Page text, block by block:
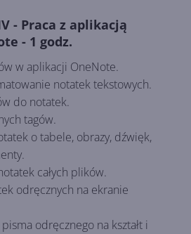
- Praca z aplikacją
- 1 godz.
w aplikacji OneNote.
notatek tekstowych.
do notatek.
tagów.
o tabele, obrazy, dźwięk,
całych plików.
odręcznych na ekranie
odręcznego na kształt i